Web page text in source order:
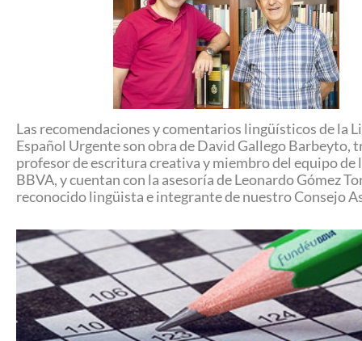
Las recomendaciones y comentarios lingüísticos de la
Español Urgente son obra de David Gallego Barbeyto,
profesor de escritura creativa y miembro del equipo de
BBVA, y cuentan con la asesoría de Leonardo Gómez
reconocido lingüista e integrante de nuestro Consejo